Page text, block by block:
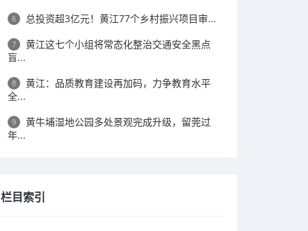
6 总投资超3亿元！黄江77个乡村振兴项目审...
7
黄江这七个小组将常态化整治交通安全黑点
盲...
8
黄江：品质教育建设再加码，力争教育水平
全...
9
黄牛埔湿地公园多处景观完成升级，留莞过
年...
栏目索引